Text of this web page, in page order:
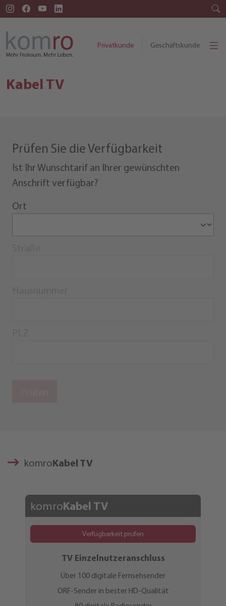
Privatkunde Geschäftskunde
Kabel TV
Prüfen Sie die Verfügbarkeit
Ist Ihr Wunschtarif an Ihrer gewünschten
Anschrift verfügbar?
Ort
komroKabel TV
komroKabel TV
Verfügbarkeit prüfen
TV Einzelnutzeranschluss
Über 100 digitale Fernsehsender
ORF-Sender in bester HD-Qualität